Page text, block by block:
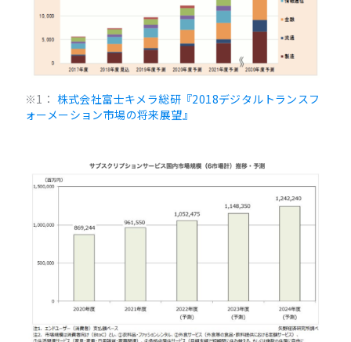
※1： 株式会社富士キメラ総研『2018デジタルトランスフ
ォーメーション市場の将来展望』